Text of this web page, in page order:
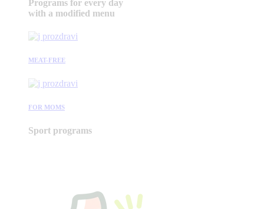
Programs for every day
with a modified menu
MEAT-FREE
FOR MOMS
Sport programs